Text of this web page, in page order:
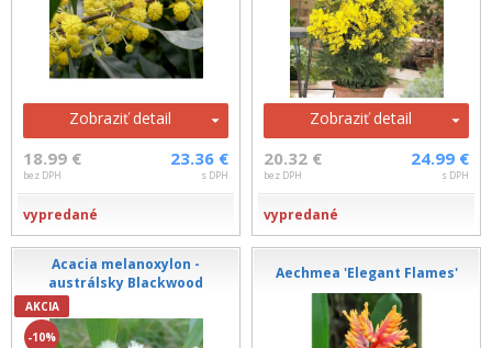
Zobraziť detail
18.99 €
bez DPH
23.36 €
s DPH
vypredané
Zobraziť detail
20.32 €
bez DPH
24.99 €
s DPH
vypredané
Acacia melanoxylon -
austrálsky Blackwood
AKCIA
-10%
Aechmea 'Elegant Flames'